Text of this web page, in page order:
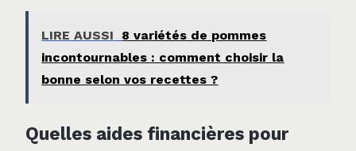
LIRE AUSSI
8 variétés de pommes
incontournables : comment choisir la
bonne selon vos recettes ?
Quelles aides financières pour